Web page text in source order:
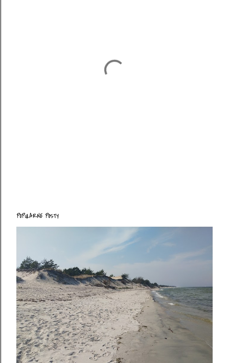
POPULARNE POSTY